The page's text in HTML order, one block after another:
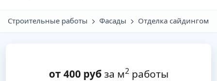
Строительные работы Фасады Отделка сайдингом
от 400руб за м2работы